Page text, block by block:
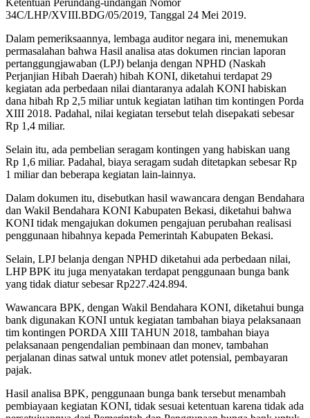
Ketentuan Perundang-undangan Nomor
34C/LHP/XVIII.BDG/05/2019, Tanggal 24 Mei 2019.
Dalam pemeriksaannya, lembaga auditor negara ini, menemukan
permasalahan bahwa Hasil analisa atas dokumen rincian laporan
pertanggungjawaban (LPJ) belanja dengan NPHD (Naskah
Perjanjian Hibah Daerah) hibah KONI, diketahui terdapat 29
kegiatan ada perbedaan nilai diantaranya adalah KONI habiskan
dana hibah Rp 2,5 miliar untuk kegiatan latihan tim kontingen Porda
XIII 2018. Padahal, nilai kegiatan tersebut telah disepakati sebesar
Rp 1,4 miliar.
Selain itu, ada pembelian seragam kontingen yang habiskan uang
Rp 1,6 miliar. Padahal, biaya seragam sudah ditetapkan sebesar Rp
1 miliar dan beberapa kegiatan lain-lainnya.
Dalam dokumen itu, disebutkan hasil wawancara dengan Bendahara
dan Wakil Bendahara KONI Kabupaten Bekasi, diketahui bahwa
KONI tidak mengajukan dokumen pengajuan perubahan realisasi
penggunaan hibahnya kepada Pemerintah Kabupaten Bekasi.
Selain, LPJ belanja dengan NPHD diketahui ada perbedaan nilai,
LHP BPK itu juga menyatakan terdapat penggunaan bunga bank
yang tidak diatur sebesar Rp227.424.894.
Wawancara BPK, dengan Wakil Bendahara KONI, diketahui bunga
bank digunakan KONI untuk kegiatan tambahan biaya pelaksanaan
tim kontingen PORDA XIII TAHUN 2018, tambahan biaya
pelaksanaan pengendalian pembinaan dan monev, tambahan
perjalanan dinas satwal untuk monev atlet potensial, pembayaran
pajak.
Hasil analisa BPK, penggunaan bunga bank tersebut menambah
pembiayaan kegiatan KONI, tidak sesuai ketentuan karena tidak ada